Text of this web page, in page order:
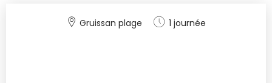
Gruissan plage 1 journée